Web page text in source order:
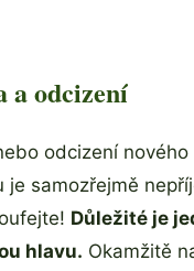
a odcizení
odcizení
je samozřejmě
Důležité je
hlavu. Okamžitě